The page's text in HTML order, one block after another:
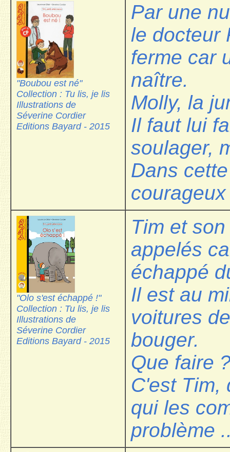
"Boubou est né"
Collection : Tu lis, je lis
Illustrations de
Séverine Cordier
Editions Bayard - 2015
Par une
le docteur
ferme car
naître.
Molly, la
Il faut lui
soulager,
Dans
"Olo s'est échappé !"
Collection : Tu lis, je lis
Illustrations de
Séverine Cordier
Editions Bayard - 2015
Tim et
appelés
échappé
Il est au
voitures
bouger.
Que faire
C'est Tim,
qui les
problème